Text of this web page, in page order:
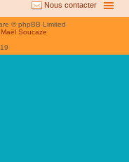
Nous contacter
© phpBB Limited
Maël Soucaze